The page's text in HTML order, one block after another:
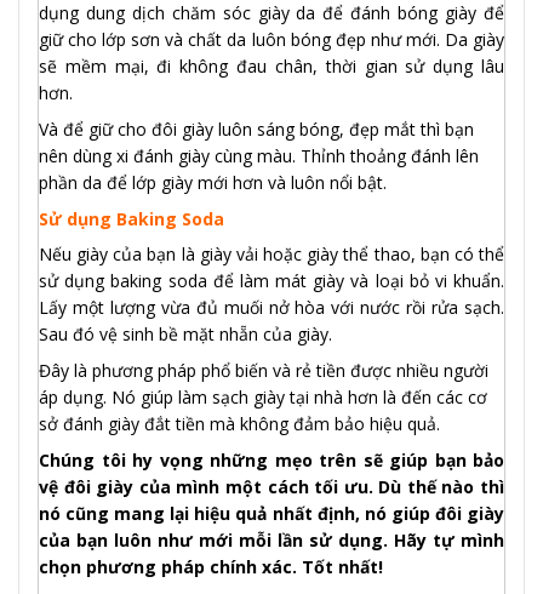
dụng dung dịch chăm sóc giày da để đánh bóng giày để
giữ cho lớp sơn và chất da luôn bóng đẹp như mới. Da giày
sẽ mềm mại, đi không đau chân, thời gian sử dụng lâu
hơn.
Và để giữ cho đôi giày luôn sáng bóng, đẹp mắt thì bạn
nên dùng xi đánh giày cùng màu. Thỉnh thoảng đánh lên
phần da để lớp giày mới hơn và luôn nổi bật.
Sử dụng Baking Soda
Nếu giày của bạn là giày vải hoặc giày thể thao, bạn có thể
sử dụng baking soda để làm mát giày và loại bỏ vi khuẩn.
Lấy một lượng vừa đủ muối nở hòa với nước rồi rửa sạch.
Sau đó vệ sinh bề mặt nhẵn của giày.
Đây là phương pháp phổ biến và rẻ tiền được nhiều người
áp dụng. Nó giúp làm sạch giày tại nhà hơn là đến các cơ
sở đánh giày đắt tiền mà không đảm bảo hiệu quả.
Chúng tôi hy vọng những mẹo trên sẽ giúp bạn bảo
vệ đôi giày của mình một cách tối ưu. Dù thế nào thì
nó cũng mang lại hiệu quả nhất định, nó giúp đôi giày
của bạn luôn như mới mỗi lần sử dụng. Hãy tự mình
chọn phương pháp chính xác. Tốt nhất!